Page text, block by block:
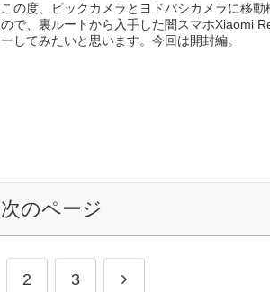
この度、ビックカメラとヨドバシカメラに移動
ので、裏ルートから入手した闇スマホXiaomi
ーしてみたいと思います。今回は開封編。
次のページ
2 3